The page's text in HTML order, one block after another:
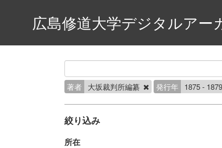
広島修道大学デジタルアー
著者 大坂裁判所編纂 発行年 1875 -
絞り込み
所在